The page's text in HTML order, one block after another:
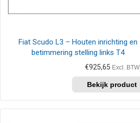
Fiat Scudo L3 – Houten inrichting en
betimmering stelling links T4
€925,65 Excl. BTW